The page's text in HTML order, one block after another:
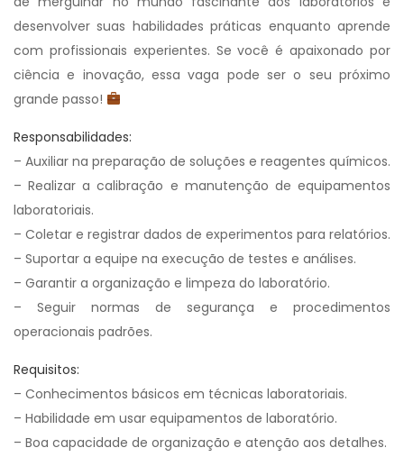
desenvolver suas habilidades práticas enquanto aprende
com profissionais experientes. Se você é apaixonado por
ciência e inovação, essa vaga pode ser o seu próximo
grande passo!
Responsabilidades:
– Auxiliar na preparação de soluções e reagentes químicos.
– Realizar a calibração e manutenção de equipamentos
laboratoriais.
– Coletar e registrar dados de experimentos para relatórios.
– Suportar a equipe na execução de testes e análises.
– Garantir a organização e limpeza do laboratório.
– Seguir normas de segurança e procedimentos
operacionais padrões.
Requisitos:
– Conhecimentos básicos em técnicas laboratoriais.
– Habilidade em usar equipamentos de laboratório.
– Boa capacidade de organização e atenção aos detalhes.